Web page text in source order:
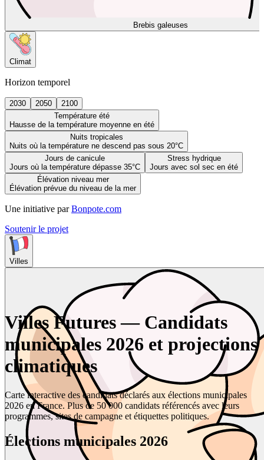
Brebis galeuses
Climat
Horizon temporel
2030 2050
2100
Température été
Hausse de la température moyenne en été
Nuits tropicales
Nuits où la température ne descend pas sous 20°C
Jours de canicule
Jours où la température dépasse 35°C
Stress hydrique
Jours avec sol sec en été
Élévation niveau mer
Élévation prévue du niveau de la mer
Une initiative par Bonpote.com
Soutenir le projet
Villes
Villes Futures — Candidats
municipales 2026 et projections
climatiques
Carte interactive des candidats déclarés aux élections municipales
2026 en France. Plus de 50 000 candidats référencés avec leurs
programmes, sites de campagne et étiquettes politiques.
Élections municipales 2026